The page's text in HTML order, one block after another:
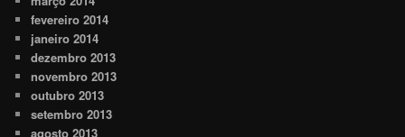
fevereiro 2014
janeiro 2014
dezembro 2013
novembro 2013
outubro 2013
setembro 2013
agosto 2013